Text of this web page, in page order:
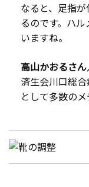
なると、足指
るのです。ハ
いますね。
高山かおるさ
済生会川口総
として多数のメ